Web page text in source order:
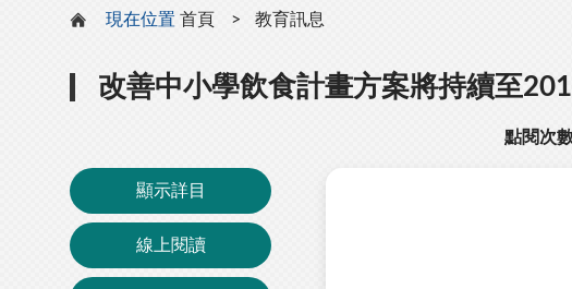
現在位置 首頁 教育訊息
改善中小學飲食計畫方案將持續至
點閱次
顯示詳目
線上閱讀